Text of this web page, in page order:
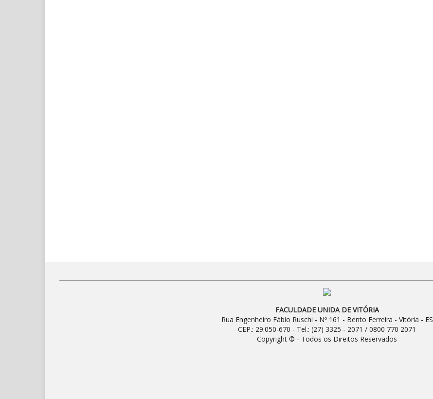
FACULDADE UNIDA DE VITÓRIA
Rua Engenheiro Fábio Ruschi - Nº 161 - Bento Ferreira - Vitória - ES
CEP.: 29.050-670 - Tel.: (27) 3325 - 2071 / 0800 770 2071
Copyright © - Todos os Direitos Reservados